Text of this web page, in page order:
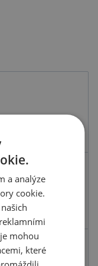
šedá stříbrná
15.5X4.6X2CM
110.99 Kč
a analýze
cookie.
mohou
které